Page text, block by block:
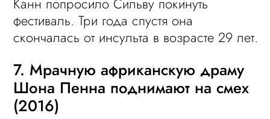
фестиваль. Три года спустя она
скончалась от инсульта в возрасте 29 лет.
7. Мрачную африканскую драму
Шона Пенна поднимают на смех
(2016)